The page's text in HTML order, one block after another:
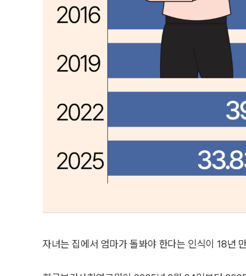
자녀는 집에서 엄마가 돌봐야 한다는 인식이 18년